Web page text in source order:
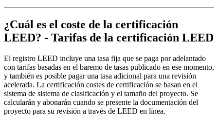
¿Cuál es el coste de la certificación
LEED? - Tarifas de la certificación LEED
El registro LEED incluye una tasa fija que se paga por adelantado
con tarifas basadas en el baremo de tasas publicado en ese momento,
y también es posible pagar una tasa adicional para una revisión
acelerada. La certificación costes de certificación se basan en el
sistema de sistema de clasificación y el tamaño del proyecto. Se
calcularán y abonarán cuando se presente la documentación del
proyecto para su revisión a través de LEED en línea.